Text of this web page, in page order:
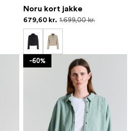
Noru kort jakke
679,60 kr. 1.699,00 kr.
-60%